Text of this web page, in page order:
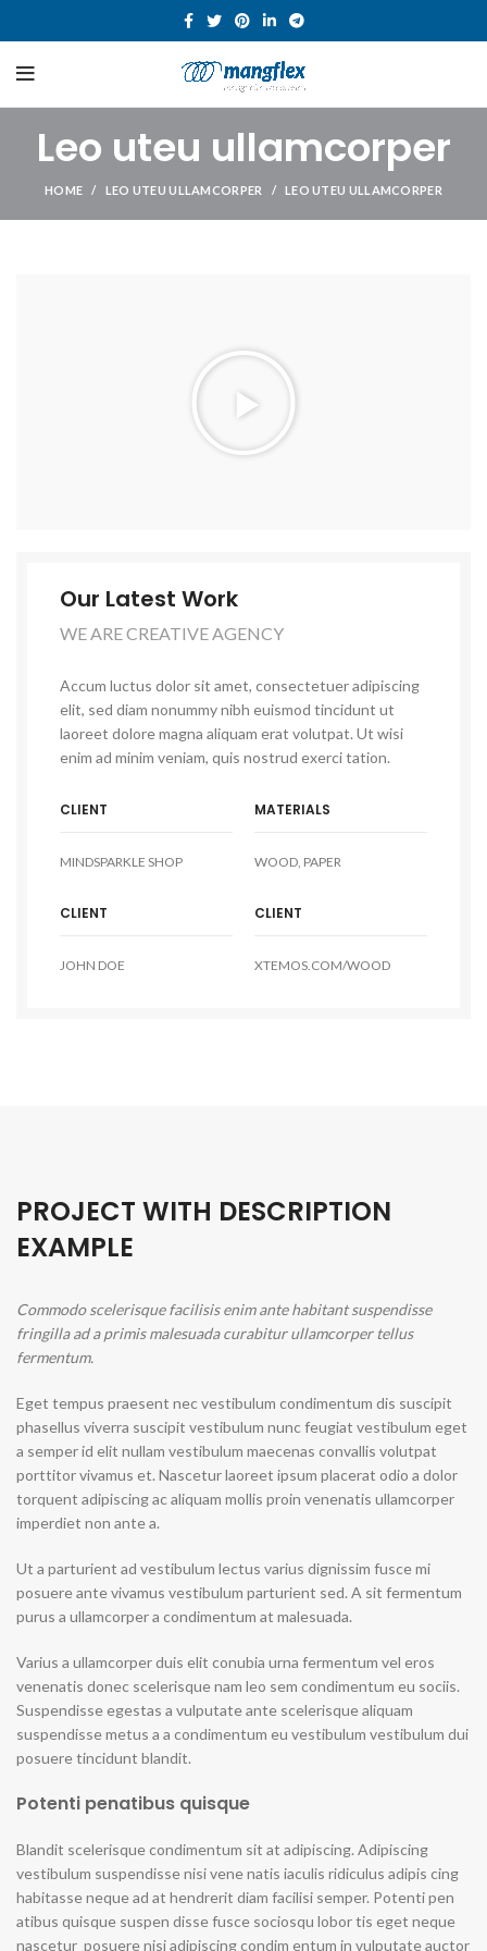
Leo uteu ullamcorper
HOME LEO UTEU ULLAMCORPER LEO UTEU ULLAMCORPER
Our Latest Work
WE ARE CREATIVE AGENCY
Accum luctus dolor sit amet, consectetuer adipiscing
elit, sed diam nonummy nibh euismod tincidunt ut
laoreet dolore magna aliquam erat volutpat. Ut wisi
enim ad minim veniam, quis nostrud exerci tation.
CLIENT MATERIALS
MINDSPARKLE SHOP WOOD, PAPER
CLIENT CLIENT
JOHN DOE XTEMOS.COM/WOOD
PROJECT WITH DESCRIPTION
EXAMPLE
Commodo scelerisque facilisis enim ante habitant suspendisse
fringilla ad a primis malesuada curabitur ullamcorper tellus
fermentum.
Eget tempus praesent nec vestibulum condimentum dis suscipit
phasellus viverra suscipit vestibulum nunc feugiat vestibulum eget
a semper id elit nullam vestibulum maecenas convallis volutpat
porttitor vivamus et. Nascetur laoreet ipsum placerat odio a dolor
torquent adipiscing ac aliquam mollis proin venenatis ullamcorper
imperdiet non ante a.
Ut a parturient ad vestibulum lectus varius dignissim fusce mi
posuere ante vivamus vestibulum parturient sed. A sit fermentum
purus a ullamcorper a condimentum at malesuada.
Varius a ullamcorper duis elit conubia urna fermentum vel eros
venenatis donec scelerisque nam leo sem condimentum eu sociis.
Suspendisse egestas a vulputate ante scelerisque aliquam
suspendisse metus a a condimentum eu vestibulum vestibulum dui
posuere tincidunt blandit.
Potenti penatibus quisque
Blandit scelerisque condimentum sit at adipiscing. Adipiscing
vestibulum suspendisse nisi vene natis iaculis ridiculus adipis cing
habitasse neque ad at hendrerit diam facilisi semper. Potenti pen
atibus quisque suspen disse fusce sociosqu lobor tis eget neque
nascetur posuere nisi adipiscing condim entum in vulputate auctor